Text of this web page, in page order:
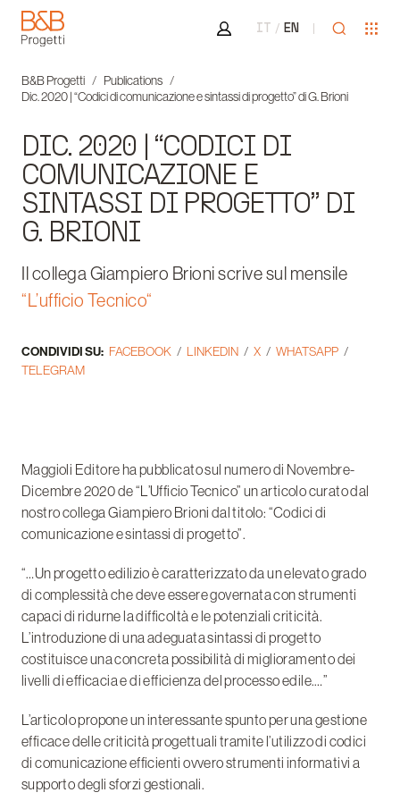
B&B Progetti
Area riservata
IT EN Apri
B&B Progetti
Publications
Dic. 2020 | “Codici di comunicazione e sintassi di progetto” di G. Brioni
DIC. 2020 | “CODICI DI
COMUNICAZIONE E
SINTASSI DI PROGETTO” DI
G. BRIONI
Il collega Giampiero Brioni scrive sul mensile
“L’ufficio Tecnico“
CONDIVIDI SU: FACEBOOK LINKEDIN X
WHATSAPP
TELEGRAM
Maggioli Editore ha pubblicato sul numero di Novembre-
Dicembre 2020 de “L’Ufficio Tecnico” un articolo curato dal
nostro collega Giampiero Brioni dal titolo: “Codici di
comunicazione e sintassi di progetto”.
“…Un progetto edilizio è caratterizzato da un elevato grado
di complessità che deve essere governata con strumenti
capaci di ridurne la difficoltà e le potenziali criticità.
L’introduzione di una adeguata sintassi di progetto
costituisce una concreta possibilità di miglioramento dei
livelli di efficacia e di efficienza del processo edile.…”
L’articolo propone un interessante spunto per una gestione
efficace delle criticità progettuali tramite l’utilizzo di codici
di comunicazione efficienti ovvero strumenti informativi a
supporto degli sforzi gestionali.